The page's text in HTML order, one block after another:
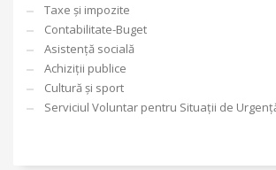
Taxe și impozite
Contabilitate-Buget
Asistență socială
Achiziții publice
Cultură și sport
Serviciul Voluntar pentru Situații de